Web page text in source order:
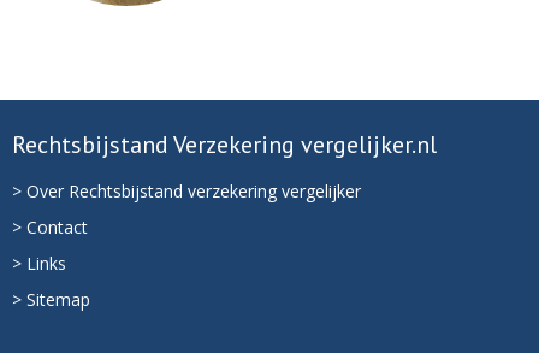
Rechtsbijstand Verzekering vergelijker.nl
> Over Rechtsbijstand verzekering vergelijker
> Contact
> Links
> Sitemap